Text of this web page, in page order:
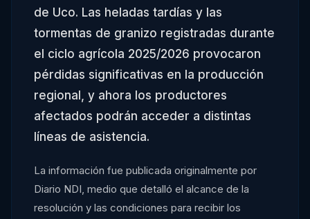
de Uco. Las heladas tardías y las
tormentas de granizo registradas durante
el ciclo agrícola 2025/2026 provocaron
pérdidas significativas en la producción
regional, y ahora los productores
afectados podrán acceder a distintas
líneas de asistencia.
La información fue publicada originalmente por
Diario NDI, medio que detalló el alcance de la
resolución y las condiciones para recibir los